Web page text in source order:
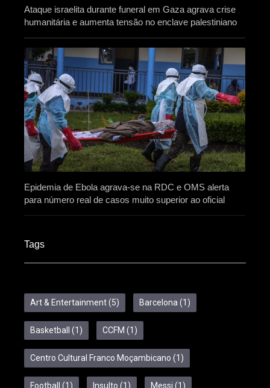
Ataque israelita durante funeral em Gaza agrava crise
humanitária e aumenta tensão no enclave palestiniano
Epidemia de Ebola agrava-se na RDC e OMS alerta
para número real de casos muito superior ao oficial
Tags
Art & Entertainment(5) Barcelona (1)
Basketball (1) CCFM (1)
Centro Cultural Franco Moçambicano (1)
Football (1) Insulto (1) Messi (1)